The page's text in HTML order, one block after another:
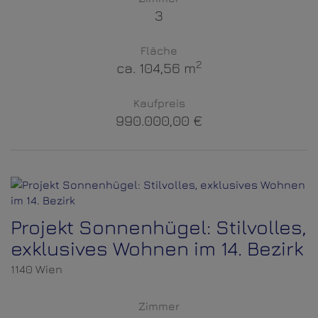
3
Fläche
ca. 104,56 m2
Kaufpreis
990.000,00 €
Projekt Sonnenhügel: Stilvolles,
exklusives Wohnen im 14. Bezirk
1140 Wien
Zimmer